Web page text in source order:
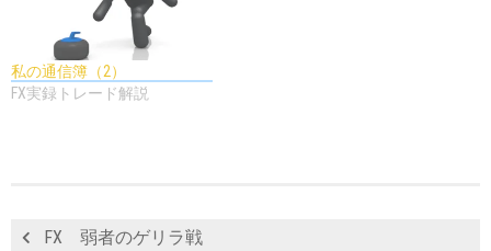
私の通信簿（2）
FX実録トレード解説
FX 弱者のゲリラ戦